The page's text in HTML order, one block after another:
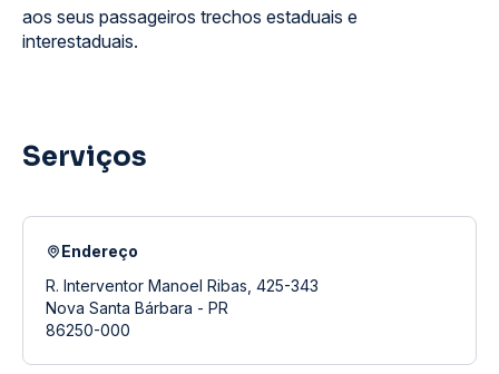
aos seus passageiros trechos estaduais e
interestaduais.
Serviços
Endereço
R. Interventor Manoel Ribas, 425-343
Nova Santa Bárbara - PR
86250-000